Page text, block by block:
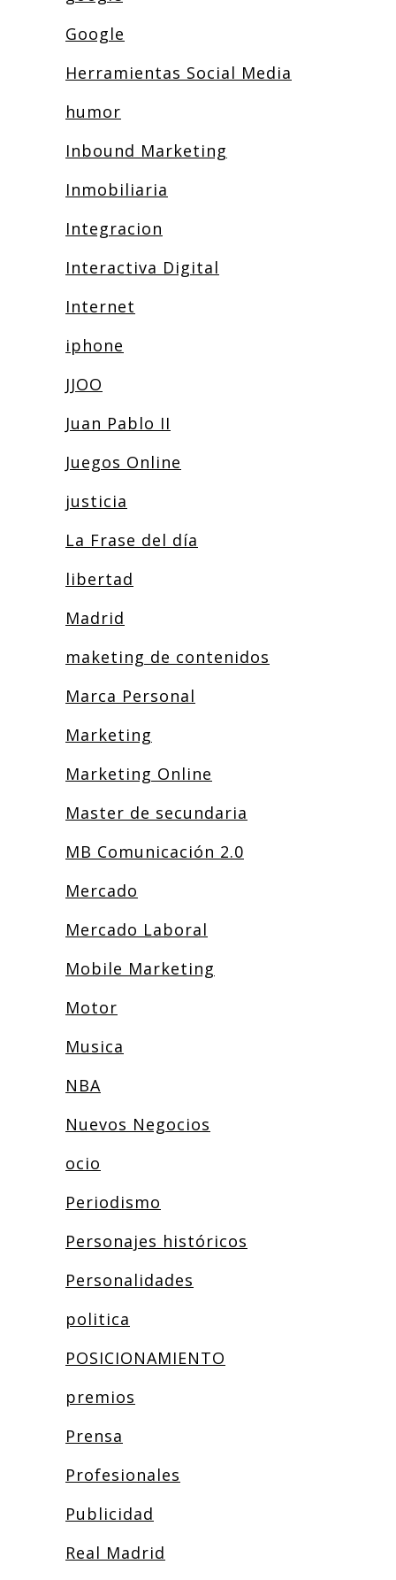
Google
Herramientas Social Media
humor
Inbound Marketing
Inmobiliaria
Integracion
Interactiva Digital
Internet
iphone
JJOO
Juan Pablo II
Juegos Online
justicia
La Frase del día
libertad
Madrid
maketing de contenidos
Marca Personal
Marketing
Marketing Online
Master de secundaria
MB Comunicación 2.0
Mercado
Mercado Laboral
Mobile Marketing
Motor
Musica
NBA
Nuevos Negocios
ocio
Periodismo
Personajes históricos
Personalidades
politica
POSICIONAMIENTO
premios
Prensa
Profesionales
Publicidad
Real Madrid